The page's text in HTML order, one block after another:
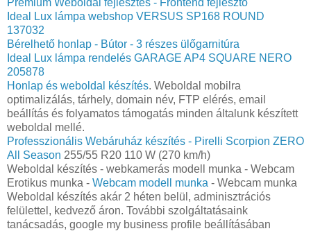
Ideal Lux lámpa webshop VERSUS SP168 ROUND
137032
Bérelhető honlap - Bútor - 3 részes ülőgarnitúra
Ideal Lux lámpa rendelés GARAGE AP4 SQUARE NERO
205878
Honlap és weboldal készítés. Weboldal mobilra
optimalizálás, tárhely, domain név, FTP elérés, email
beállítás és folyamatos támogatás minden általunk készített
weboldal mellé.
Professzionális Webáruház készítés - Pirelli Scorpion ZERO
All Season 255/55 R20 110 W (270 km/h)
Weboldal készítés - webkamerás modell munka - Webcam
Erotikus munka - Webcam modell munka - Webcam munka
Weboldal készítés akár 2 héten belül, adminisztrációs
felülettel, kedvező áron. További szolgáltatásaink
tanácsadás, google my business profile beállításában